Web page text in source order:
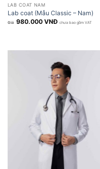
LAB COAT NAM
Lab coat (Mẫu Classic – Nam)
980.000VNĐ chưa bao gồm VAT